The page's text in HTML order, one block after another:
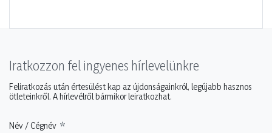
Iratkozzon fel ingyenes hírlevelünkre
Feliratkozás után értesülést kap az újdonságainkról, legújabb hasznos
ötleteinkről. A hírlevélről bármikor leiratkozhat.
Név / Cégnév